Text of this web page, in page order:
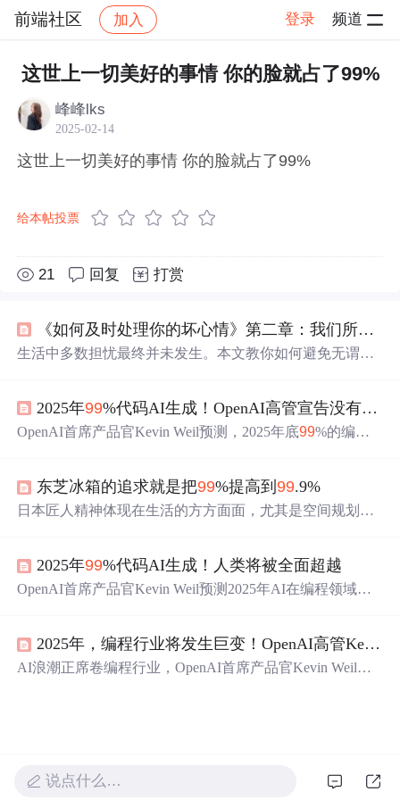
前端社区 加入 登录 频道
社区 前端社区 感慨 帖子详情
这世上一切美好的事情 你的脸就占了99%
峰峰lks
2025-02-14
这世上一切美好的事情 你的脸就占了99%
给本帖投票
21 回复 打赏
《如何及时处理你的坏心情》第二章：我们所担心的
生活中多数担忧最终并未发生。本文教你如何避免无谓的
2025年99%代码AI生成！OpenAI高管宣告没有退路，人类将被全面超越
OpenAI首席产品官Kevin Weil预测，2025年底99%的编码
O认为AI编写代码比例在20 - 30%。AI正重塑软件开发未
来，程序员需重新审视定位。
东芝冰箱的追求就是把99%提高到99.9%
日本匠人精神体现在生活的方方面面，尤其是空间规划美
用。2025年99%代码AI生成！人类将被全面超越
OpenAI首席产品官Kevin Weil预测2025年AI在编程领域将
码比例在20 - 30%。AI正重塑软件开发未来，程序员需重
新审视自身定位。
2025年，编程行业将发生巨变！OpenAI高管Kevin Weil预言，AI将碾压人类程序员，
AI浪潮正席卷编程行业，OpenAI首席产品官Kevin Weil预
说点什么…